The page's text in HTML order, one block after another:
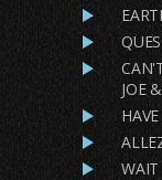
JOE
WAIT